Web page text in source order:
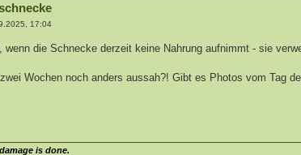
17:04
wenn die Schnecke derzeit keine Nahrung aufnimmt - sie
Wochen noch anders aussah?! Gibt es Photos vom Tag
is done.